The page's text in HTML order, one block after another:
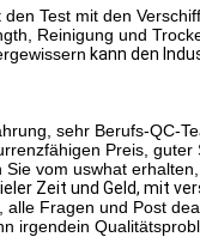
Test mit den
Reinigung und
kann den
sehr Berufs-QC-
Preis,
vom uswhat
Zeit und Geld, mit
Fragen und Post
irgendein